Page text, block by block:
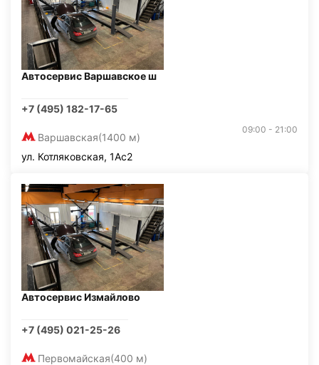
Автосервис Варшавское ш
+7 (495) 182-17-65
Варшавская(1400 м)
09:00 - 21:00
ул. Котляковская, 1Ас2
Автосервис Измайлово
+7 (495) 021-25-26
Первомайская(400 м)